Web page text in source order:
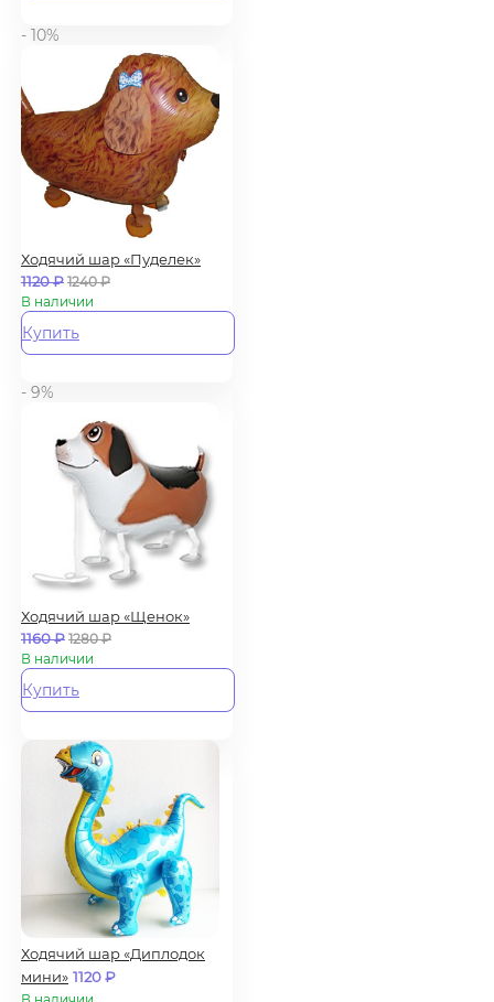
- 10%
Ходячий шар «Пуделек»
1120₽ 1240₽
В наличии
Купить
- 9%
Ходячий шар «Щенок»
1160₽ 1280₽
В наличии
Купить
Ходячий шар «Диплодок
мини» 1120₽